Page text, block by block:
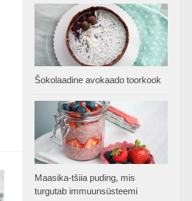
Šokolaadine avokaado toorkook
Maasika-tšiia puding, mis
turgutab immuunsüsteemi